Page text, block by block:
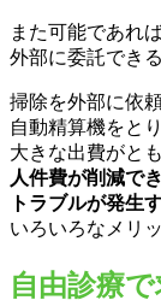
また可能であれば
外部に委託でき
掃除を外部に依
自動精算機をと
大きな出費がと
人件費が削減で
トラブルが発生
いろいろなメリ
自由診療